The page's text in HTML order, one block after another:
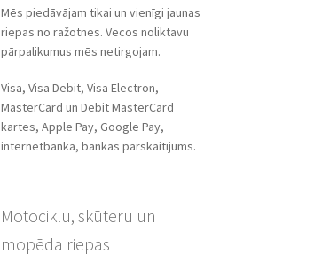
Mēs piedāvājam tikai un vienīgi jaunas
riepas no ražotnes. Vecos noliktavu
pārpalikumus mēs netirgojam.
Visa, Visa Debit, Visa Electron,
MasterCard un Debit MasterCard
kartes, Apple Pay, Google Pay,
internetbanka, bankas pārskaitījums.
Motociklu, skūteru un
mopēda riepas